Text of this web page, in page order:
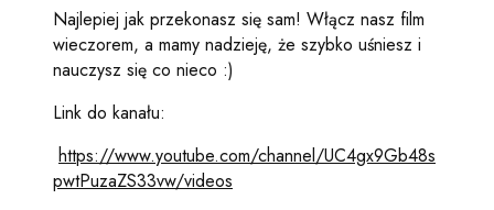
Najlepiej jak przekonasz się sam! Włącz nasz film
wieczorem, a mamy nadzieję, że szybko uśniesz i
nauczysz się co nieco :)
Link do kanału:
https://www.youtube.com/channel/UC4gx9Gb48s
pwtPuzaZS33vw/videos